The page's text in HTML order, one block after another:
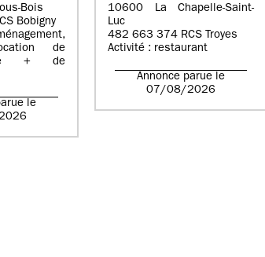
Bois
Bobigny
de
+ de
le
10600 La Chapelle-Saint-
Luc
482 663 374 RCS Troyes
Activité : restaurant
Annonce parue le
07/08/2026